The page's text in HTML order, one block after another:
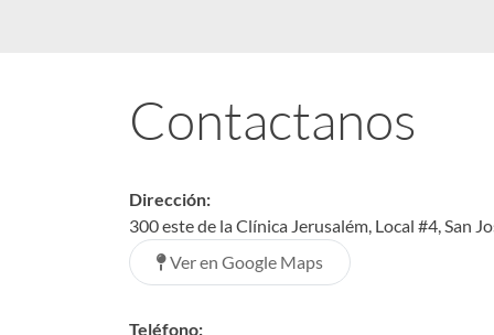
Contactanos
Dirección:
300 este de la Clínica Jerusalém, Local #4, San
Ver en Google Maps
Teléfono: